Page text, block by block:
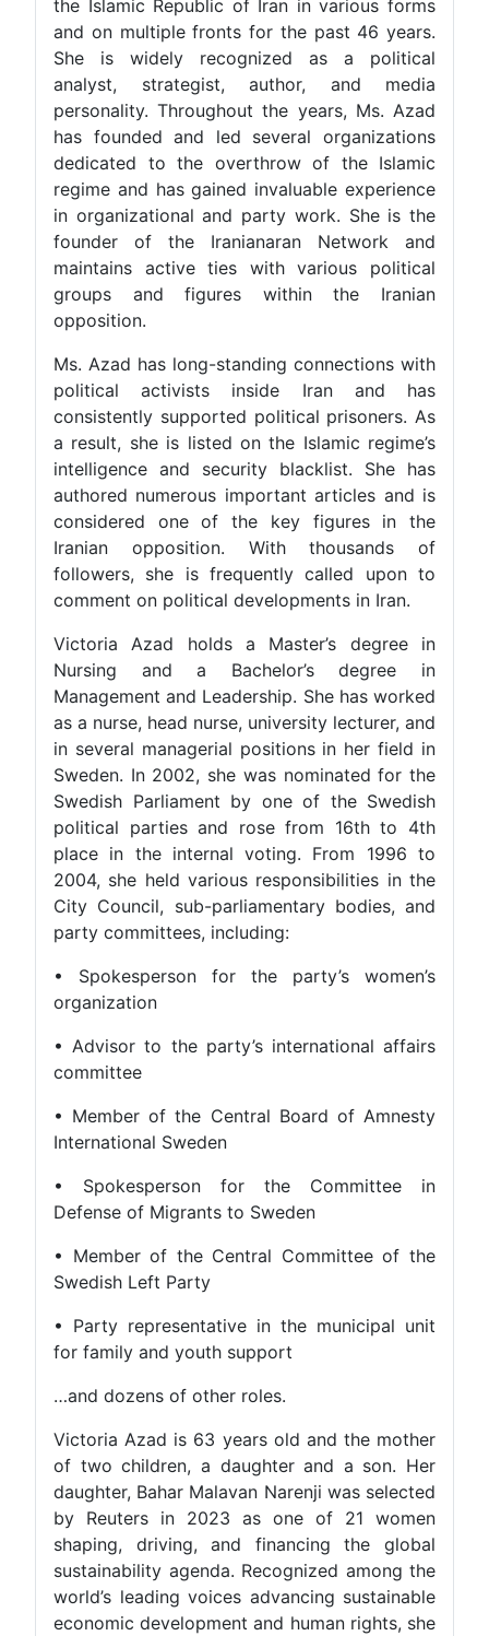
the Islamic Republic of Iran in various forms
and on multiple fronts for the past 46 years.
She is widely recognized as a political
analyst, strategist, author, and media
personality. Throughout the years, Ms. Azad
has founded and led several organizations
dedicated to the overthrow of the Islamic
regime and has gained invaluable experience
in organizational and party work. She is the
founder of the Iranianaran Network and
maintains active ties with various political
groups and figures within the Iranian
opposition.
Ms. Azad has long-standing connections with
political activists inside Iran and has
consistently supported political prisoners. As
a result, she is listed on the Islamic regime’s
intelligence and security blacklist. She has
authored numerous important articles and is
considered one of the key figures in the
Iranian opposition. With thousands of
followers, she is frequently called upon to
comment on political developments in Iran.
Victoria Azad holds a Master’s degree in
Nursing and a Bachelor’s degree in
Management and Leadership. She has worked
as a nurse, head nurse, university lecturer, and
in several managerial positions in her field in
Sweden. In 2002, she was nominated for the
Swedish Parliament by one of the Swedish
political parties and rose from 16th to 4th
place in the internal voting. From 1996 to
2004, she held various responsibilities in the
City Council, sub-parliamentary bodies, and
party committees, including:
• Spokesperson for the party’s women’s
organization
• Advisor to the party’s international affairs
committee
• Member of the Central Board of Amnesty
International Sweden
• Spokesperson for the Committee in
Defense of Migrants to Sweden
• Member of the Central Committee of the
Swedish Left Party
• Party representative in the municipal unit
for family and youth support
…and dozens of other roles.
Victoria Azad is 63 years old and the mother
of two children, a daughter and a son. Her
daughter, Bahar Malavan Narenji was selected
by Reuters in 2023 as one of 21 women
shaping, driving, and financing the global
sustainability agenda. Recognized among the
world’s leading voices advancing sustainable
economic development and human rights, she